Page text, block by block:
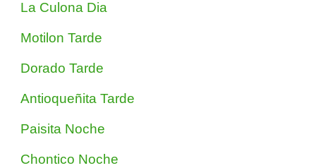
La Culona Dia
Motilon Tarde
Dorado Tarde
Antioqueñita Tarde
Paisita Noche
Chontico Noche